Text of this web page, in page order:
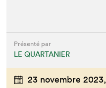
Présenté par
LE QUARTANIER
23 novembre 2023,